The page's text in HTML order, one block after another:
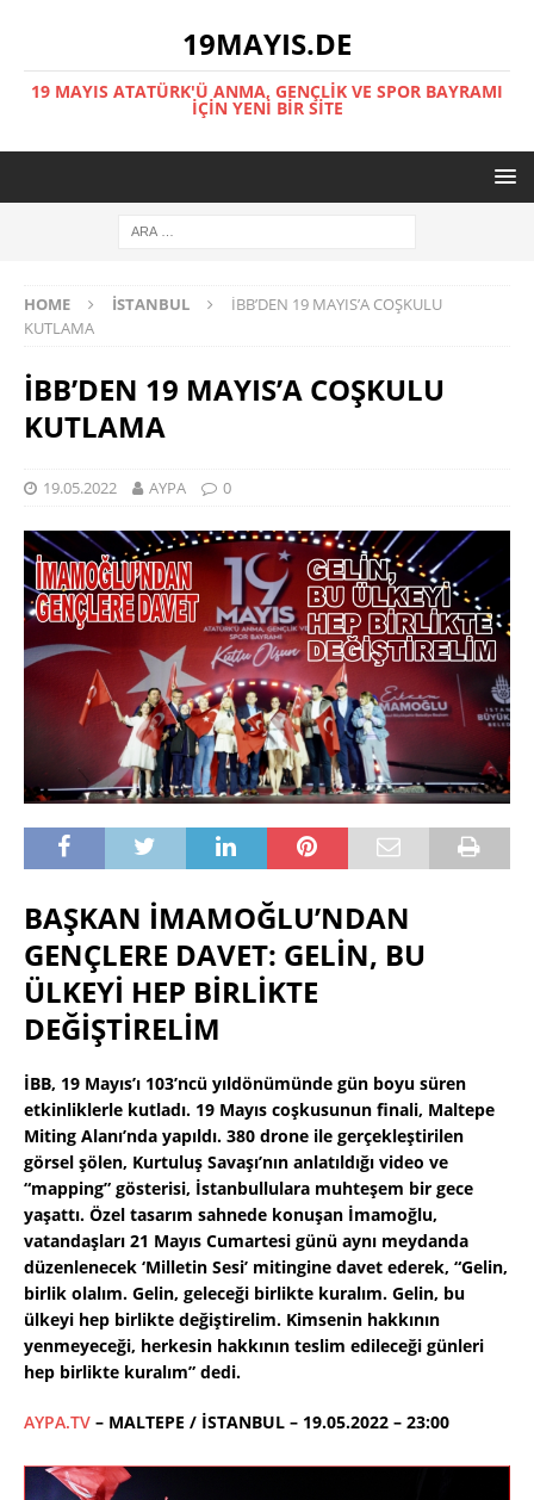
19MAYIS.DE
19 MAYIS ATATÜRK'Ü ANMA, GENÇLİK VE SPOR BAYRAMI
İÇİN YENİ BİR SİTE
HOME İSTANBUL
İBB’DEN 19 MAYIS’A COŞKULU
KUTLAMA
İBB’DEN 19 MAYIS’A COŞKULU
KUTLAMA
19.05.2022 AYPA 0
BAŞKAN İMAMOĞLU’NDAN
GENÇLERE DAVET: GELİN, BU
ÜLKEYİ HEP BİRLİKTE
DEĞİŞTİRELİM
İBB, 19 Mayıs’ı 103’ncü yıldönümünde gün boyu süren
etkinliklerle kutladı. 19 Mayıs coşkusunun finali, Maltepe
Miting Alanı’nda yapıldı. 380 drone ile gerçekleştirilen
görsel şölen, Kurtuluş Savaşı’nın anlatıldığı video ve
“mapping” gösterisi, İstanbullulara muhteşem bir gece
yaşattı. Özel tasarım sahnede konuşan İmamoğlu,
vatandaşları 21 Mayıs Cumartesi günü aynı meydanda
düzenlenecek ‘Milletin Sesi’ mitingine davet ederek, “Gelin,
birlik olalım. Gelin, geleceği birlikte kuralım. Gelin, bu
ülkeyi hep birlikte değiştirelim. Kimsenin hakkının
yenmeyeceği, herkesin hakkının teslim edileceği günleri
hep birlikte kuralım” dedi.
AYPA.TV – MALTEPE / İSTANBUL – 19.05.2022 – 23:00